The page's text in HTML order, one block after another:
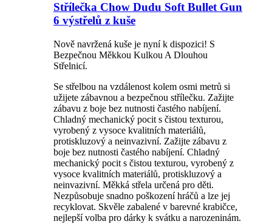
Střílečka Chow Dudu Soft Bullet Gun
6 výstřelů z kuše
Nově navržená kuše je nyní k dispozici! S
Bezpečnou Měkkou Kulkou A Dlouhou
Střelnicí.
Se střelbou na vzdálenost kolem osmi metrů si
užijete zábavnou a bezpečnou střílečku. Zažijte
zábavu z boje bez nutnosti častého nabíjení.
Chladný mechanický pocit s čistou texturou,
vyrobený z vysoce kvalitních materiálů,
protiskluzový a neinvazivní. Zažijte zábavu z
boje bez nutnosti častého nabíjení. Chladný
mechanický pocit s čistou texturou, vyrobený z
vysoce kvalitních materiálů, protiskluzový a
neinvazivní. Měkká střela určená pro děti.
Nezpůsobuje snadno poškození hráčů a lze jej
recyklovat. Skvěle zabalené v barevné krabičce,
nejlepší volba pro dárky k svátku a narozeninám.